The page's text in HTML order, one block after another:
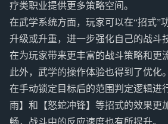
疗类职业提供更多策略空间。
在武学系统方面，玩家可以在“招式”
升级或升重，进一步强化自己的战斗
在为玩家带来更丰富的战斗策略和更
此外，武学的操作体验也得到了优化
在手动锁定目标后的范围判定逻辑进
雨】和【怒蛇冲锋】等招式的效果更
畅，战斗中的反应速度也有所提升。